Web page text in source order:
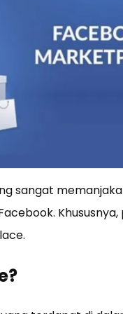
sangat